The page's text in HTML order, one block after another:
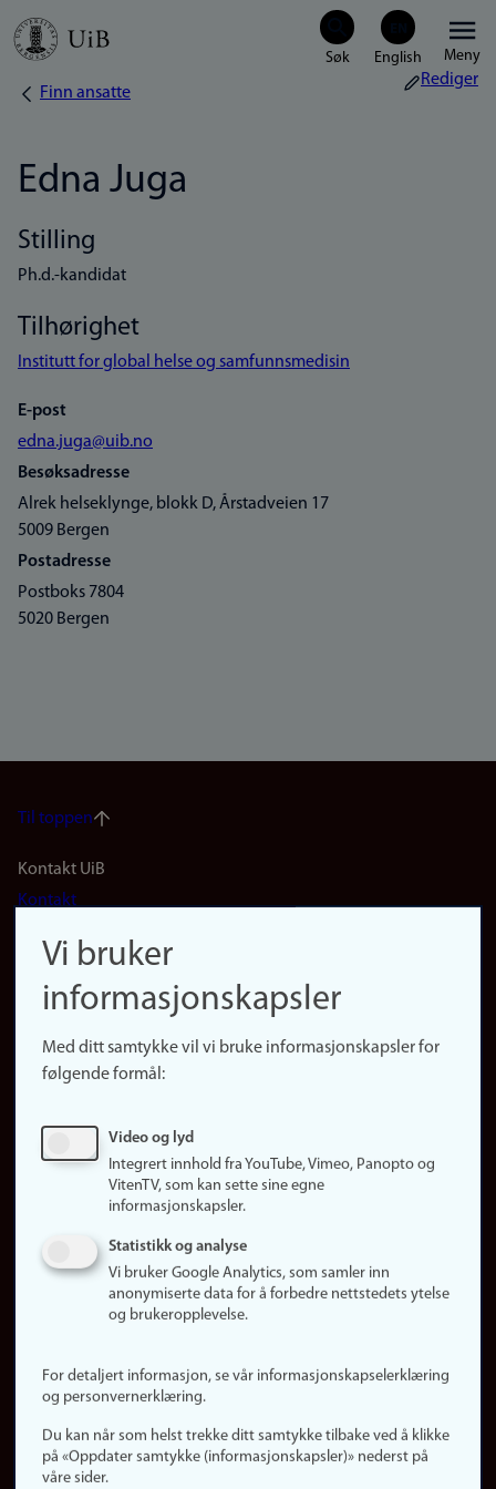
Hopp
Meny
Navigasjonssti
Finn ansatte
Rediger
Edna Juga
Stilling
Ph.d.-kandidat
Tilhørighet
Institutt for global helse og samfunnsmedisin
E-post
edna.juga@uib.no
Besøksadresse
Alrek helseklynge, blokk D, Årstadveien 17
5009 Bergen
Postadresse
Postboks 7804
5020 Bergen
Til toppen
Footer
(no)
Kontakt UiB
Kontakt
Finn forsker
Presse
Finn studier
Ledige stillinger
Om nettstedet
Informasjonskapsler
Personvern
Logg inn
Vi bruker
informasjonskapsler
Med ditt samtykke vil vi bruke informasjonskapsler for
følgende formål:
Video og lyd
Integrert innhold fra YouTube, Vimeo, Panopto og
VitenTV, som kan sette sine egne
informasjonskapsler.
Statistikk og analyse
Vi bruker Google Analytics, som samler inn
anonymiserte data for å forbedre nettstedets ytelse
og brukeropplevelse.
For detaljert informasjon, se vår informasjonskapselerklæring
og personvernerklæring.
Du kan når som helst trekke ditt samtykke tilbake ved å klikke
på «Oppdater samtykke (informasjonskapsler)» nederst på
våre sider.